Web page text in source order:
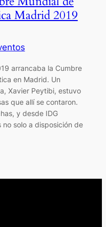
Madrid 2019
arrancaba la Cumbre
en Madrid. Un
Xavier Peytibi, estuvo
que allí se contaron.
y desde IDG
solo a disposición de